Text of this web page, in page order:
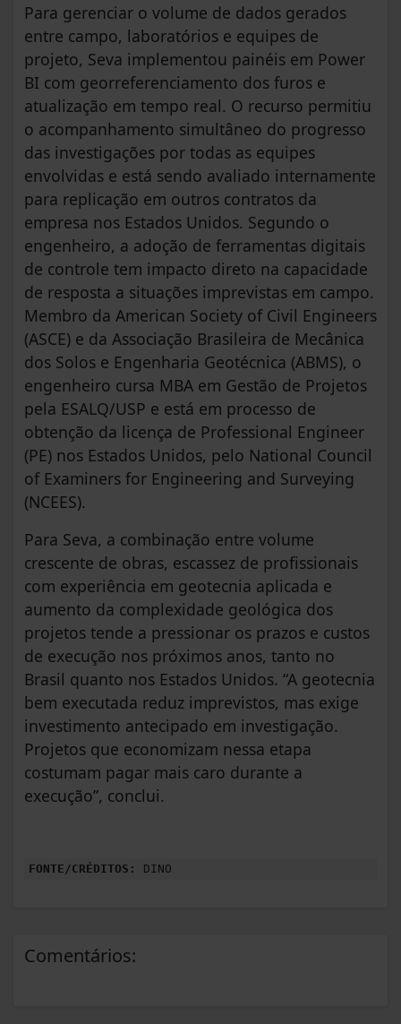
Para gerenciar o volume de dados gerados
entre campo, laboratórios e equipes de
projeto, Seva implementou painéis em Power
BI com georreferenciamento dos furos e
atualização em tempo real. O recurso permitiu
o acompanhamento simultâneo do progresso
das investigações por todas as equipes
envolvidas e está sendo avaliado internamente
para replicação em outros contratos da
empresa nos Estados Unidos. Segundo o
engenheiro, a adoção de ferramentas digitais
de controle tem impacto direto na capacidade
de resposta a situações imprevistas em campo.
Membro da American Society of Civil Engineers
(ASCE) e da Associação Brasileira de Mecânica
dos Solos e Engenharia Geotécnica (ABMS), o
engenheiro cursa MBA em Gestão de Projetos
pela ESALQ/USP e está em processo de
obtenção da licença de Professional Engineer
(PE) nos Estados Unidos, pelo National Council
of Examiners for Engineering and Surveying
(NCEES).
Para Seva, a combinação entre volume
crescente de obras, escassez de profissionais
com experiência em geotecnia aplicada e
aumento da complexidade geológica dos
projetos tende a pressionar os prazos e custos
de execução nos próximos anos, tanto no
Brasil quanto nos Estados Unidos. “A geotecnia
bem executada reduz imprevistos, mas exige
investimento antecipado em investigação.
Projetos que economizam nessa etapa
costumam pagar mais caro durante a
execução”, conclui.
FONTE/CRÉDITOS: DINO
Comentários: